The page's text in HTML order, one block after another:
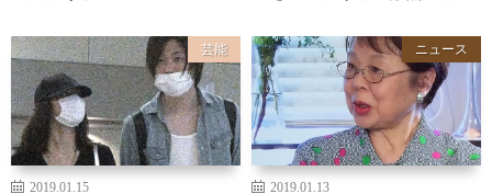
芸能
2019.01.15
ニュース
2019.01.13